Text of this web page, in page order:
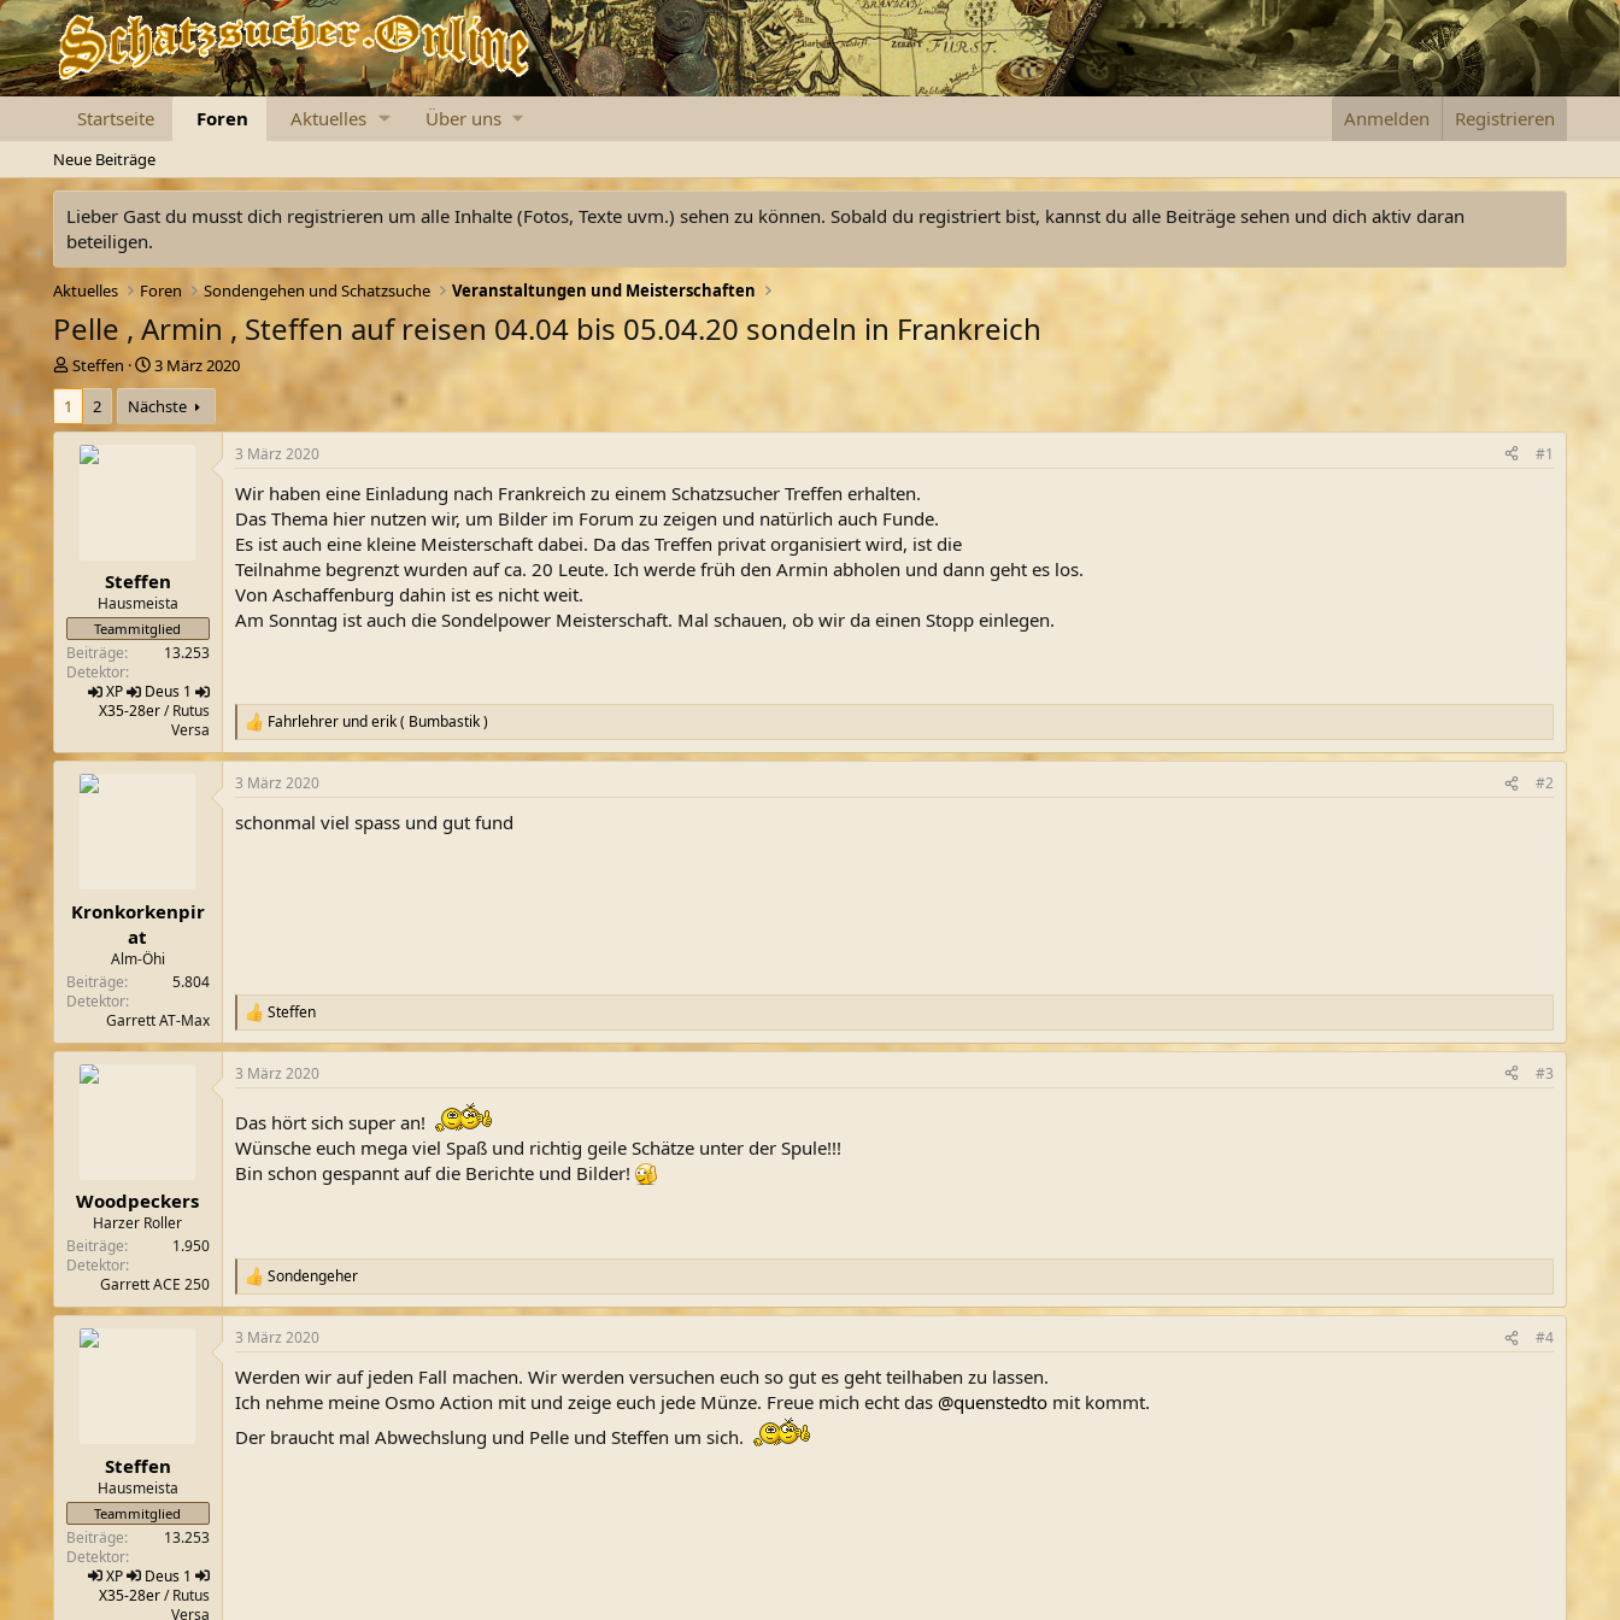
Startseite Foren Aktuelles Über uns Anmelden Registrieren
Neue Beiträge
Lieber Gast du musst dich registrieren um alle Inhalte (Fotos, Texte uvm.) sehen zu können. Sobald du registriert bist, kannst du alle Beiträge sehen und dich aktiv daran
beteiligen.
Aktuelles Foren Sondengehen und Schatzsuche Veranstaltungen und Meisterschaften
Pelle , Armin , Steffen auf reisen 04.04 bis 05.04.20 sondeln in Frankreich
E
r
t
Steffen
E
r
s
t
3 März 2020
1
2 Nächste
Steffen
Hausmeista
Teammitglied
Beiträge
13.253
Detektor
XP
Deus 1
X35-28er/ Rutus
Versa
3 März 2020 #1
Wir haben eine Einladung nach Frankreich zu einem Schatzsucher Treffen erhalten.
Das Thema hier nutzen wir, um Bilder im Forum zu zeigen und natürlich auch Funde.
Es ist auch eine kleine Meisterschaft dabei. Da das Treffen privat organisiert wird, ist die
Teilnahme begrenzt wurden auf ca. 20 Leute. Ich werde früh den Armin abholen und dann geht es los.
Von Aschaffenburg dahin ist es nicht weit.
Am Sonntag ist auch die Sondelpower Meisterschaft. Mal schauen, ob wir da einen Stopp einlegen.
R
e
a
k
i
Fahrlehrerunderik ( Bumbastik )
Kronkorkenpir
at
Alm-Öhi
Beiträge
5.804
Detektor
Garrett AT-Max
3 März 2020 #2
schonmal viel spass und gut fund
R
e
a
k
i
o
n
e
Steffen
Woodpeckers
Harzer Roller
Beiträge
1.950
Detektor
Garrett ACE 250
3 März 2020 #3
Das hört sich super an!
Wünsche euch mega viel Spaß und richtig geile Schätze unter der Spule!!!
Bin schon gespannt auf die Berichte und Bilder!
R
e
a
k
i
o
e
Sondengeher
Steffen
Hausmeista
Teammitglied
Beiträge
13.253
Detektor
XP
Deus 1
X35-28er/ Rutus
Versa
3 März 2020 #4
Werden wir auf jeden Fall machen. Wir werden versuchen euch so gut es geht teilhaben zu lassen.
Ich nehme meine Osmo Action mit und zeige euch jede Münze. Freue mich echt das @quenstedtomit kommt.
Der braucht mal Abwechslung und Pelle und Steffen um sich.